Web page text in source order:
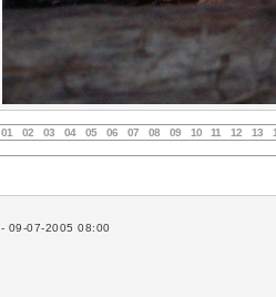
01 02 03 04 05 06 07 08 09 10 11 12 13
- 09-07-2005 08:00